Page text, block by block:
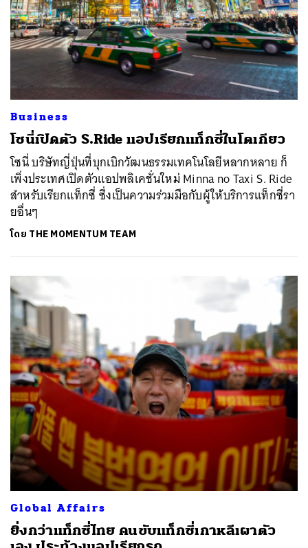
Business
โซนี่เปิดตัว S.Ride แอปเรียกแท็กซี่ในโตเกียว
โซนี่ บริษัทญี่ปุ่นที่บุกเบิกวัฒนธรรมเทคโนโลยีหลากหลาย ก็
เพิ่งประเทศเปิดตัวแอปพลิเคชั่นใหม่ Minna no Taxi S. Ride
สำหรับเรียกแท็กซี่ ซึ่งเป็นความร่วมมือกับผู้ให้บริการแท็กซี่รา
ยอื่นๆ
โดย THE MOMENTUM TEAM
Global Affairs
ยิ่งกว่าแท็กซี่ไทย คนขับแท็กซี่เกาหลีเผาตัว